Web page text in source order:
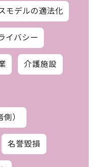
モデルの適法化
イバシー
介護施設
）
名誉毀損